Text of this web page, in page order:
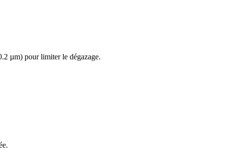
µm) pour limiter le dégazage.